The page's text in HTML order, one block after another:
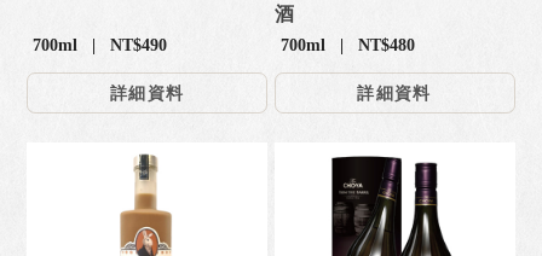
700ml | NT$490
詳細資料
酒
700ml | NT$480
詳細資料